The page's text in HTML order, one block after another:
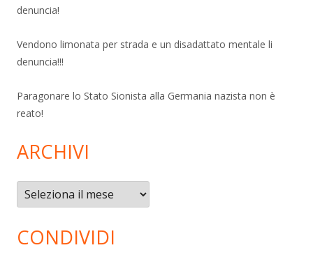
denuncia!
Vendono limonata per strada e un disadattato mentale li
denuncia!!!
Paragonare lo Stato Sionista alla Germania nazista non è
reato!
ARCHIVI
Archivi
CONDIVIDI